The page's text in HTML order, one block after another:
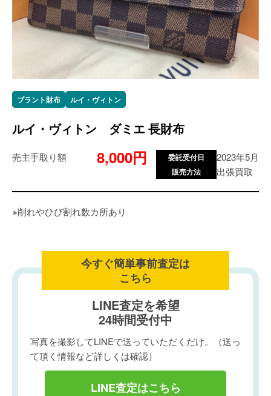
ブラント財布 ルイ・ヴィトン
ルイ・ヴィトン ダミエ 長財布
売主手取り額 8,000円 委託受付日 2023年5月
販売方法 出張買取
※削れやひび割れ数カ所あり
今すぐ簡単事前査定は
こちら
LINE査定を希望
24時間受付中
写真を撮影してLINEで送っていただくだけ。（送っ
て頂く情報など詳しくは確認）
LINE査定はこちら